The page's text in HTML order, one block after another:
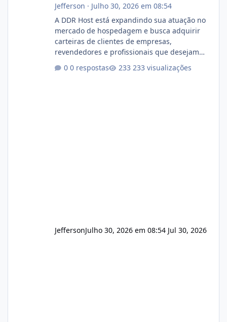
Jefferson · Julho 30, 2026 em 08:54
A DDR Host está expandindo sua atuação no
mercado de hospedagem e busca adquirir
carteiras de clientes de empresas,
revendedores e profissionais que desejam
encerrar suas atividades ou reduzir sua
operação. Se você possui clientes ativos de
0 respostas 233 visualizações
JeffersonJulho 30, 2026 em 08:54 Jul 30, 2026